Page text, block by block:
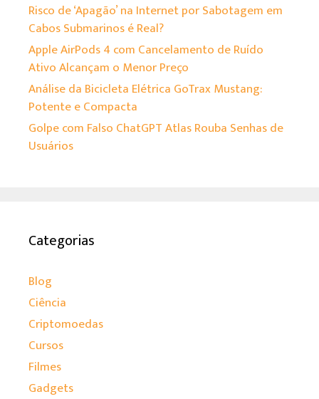
Risco de ‘Apagão’ na Internet por Sabotagem em
Cabos Submarinos é Real?
Apple AirPods 4 com Cancelamento de Ruído
Ativo Alcançam o Menor Preço
Análise da Bicicleta Elétrica GoTrax Mustang:
Potente e Compacta
Golpe com Falso ChatGPT Atlas Rouba Senhas de
Usuários
Categorias
Blog
Ciência
Criptomoedas
Cursos
Filmes
Gadgets